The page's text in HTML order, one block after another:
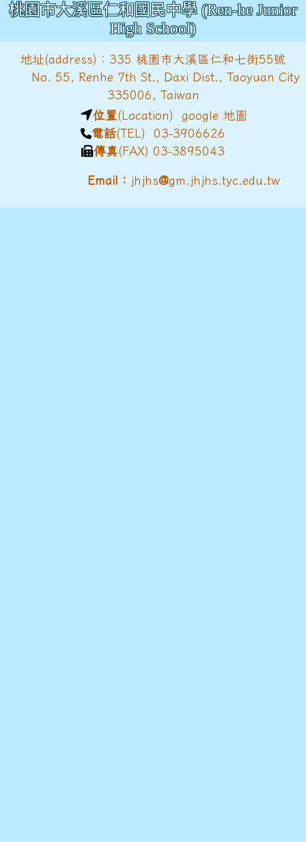
桃園市大溪區仁和國民中學 (Ren-he Junior
High School)
地址(address)：335 桃園市大溪區仁和七街55號
No. 55, Renhe 7th St., Daxi Dist., Taoyuan City
335006, Taiwan
位置(Location) google 地圖
電話(TEL) 03-3906626
傳真(FAX) 03-3895043
Email： jhjhs@gm.jhjhs.tyc.edu.tw